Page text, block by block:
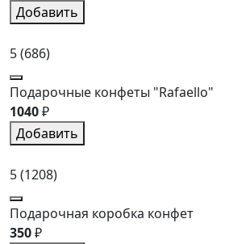
Добавить
5(686)
Подарочные конфеты "Rafaello"
1040₽
Добавить
5(1208)
Подарочная коробка конфет
350₽